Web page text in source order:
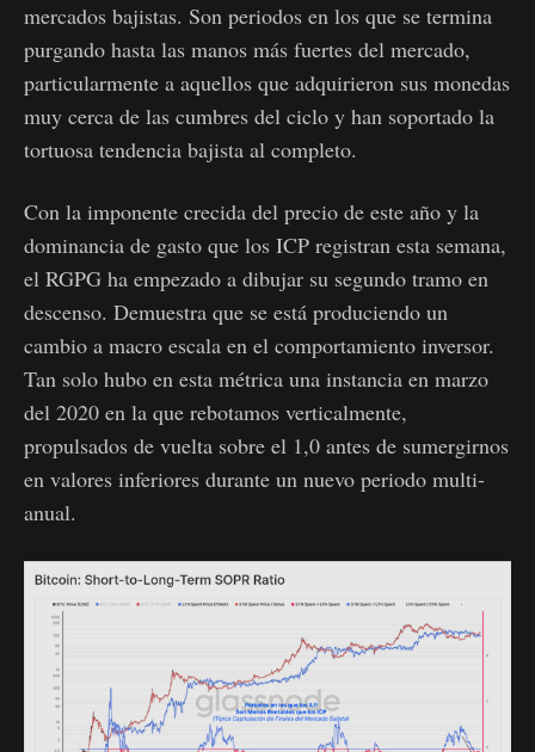
mercados bajistas. Son periodos en los que se termina
purgando hasta las manos más fuertes del mercado,
particularmente a aquellos que adquirieron sus monedas
muy cerca de las cumbres del ciclo y han soportado la
tortuosa tendencia bajista al completo.
Con la imponente crecida del precio de este año y la
dominancia de gasto que los ICP registran esta semana,
el RGPG ha empezado a dibujar su segundo tramo en
descenso. Demuestra que se está produciendo un
cambio a macro escala en el comportamiento inversor.
Tan solo hubo en esta métrica una instancia en marzo
del 2020 en la que rebotamos verticalmente,
propulsados de vuelta sobre el 1,0 antes de sumergirnos
en valores inferiores durante un nuevo periodo multi-
anual.